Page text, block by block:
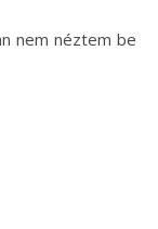
nem néztem be